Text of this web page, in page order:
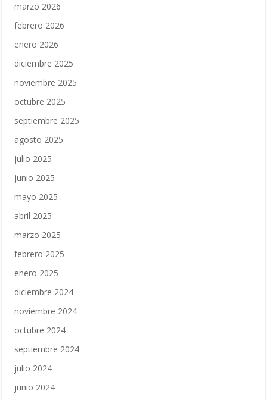
marzo 2026
febrero 2026
enero 2026
diciembre 2025
noviembre 2025
octubre 2025
septiembre 2025
agosto 2025
julio 2025
junio 2025
mayo 2025
abril 2025
marzo 2025
febrero 2025
enero 2025
diciembre 2024
noviembre 2024
octubre 2024
septiembre 2024
julio 2024
junio 2024